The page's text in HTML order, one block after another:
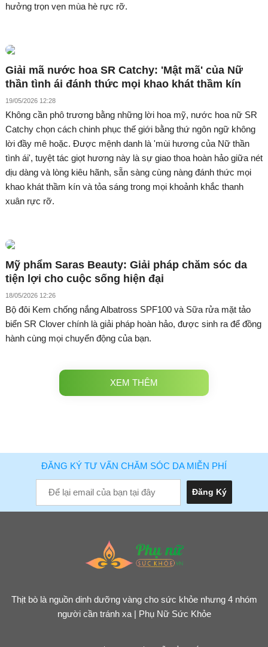
hưởng trọn vẹn mùa hè rực rỡ.
Giải mã nước hoa SR Catchy: 'Mật mã' của Nữ
thần tình ái đánh thức mọi khao khát thầm kín
19/05/2026 12:28
Không cần phô trương bằng những lời hoa mỹ, nước hoa nữ SR
Catchy chọn cách chinh phục thế giới bằng thứ ngôn ngữ không
lời đầy mê hoặc. Được mệnh danh là 'mùi hương của Nữ thần
tình ái', tuyệt tác giọt hương này là sự giao thoa hoàn hảo giữa nét
dịu dàng và lòng kiêu hãnh, sẵn sàng cùng nàng đánh thức mọi
khao khát thầm kín và tỏa sáng trong mọi khoảnh khắc thanh
xuân rực rỡ.
Mỹ phẩm Saras Beauty: Giải pháp chăm sóc da
tiện lợi cho cuộc sống hiện đại
18/05/2026 12:26
Bộ đôi Kem chống nắng Albatross SPF100 và Sữa rửa mặt tảo
biển SR Clover chính là giải pháp hoàn hảo, được sinh ra để đồng
hành cùng mọi chuyển động của bạn.
XEM THÊM
ĐĂNG KÝ TƯ VẤN CHĂM SÓC DA MIỄN PHÍ
Thịt bò là nguồn dinh dưỡng vàng cho sức khỏe nhưng 4 nhóm
người cần tránh xa | Phụ Nữ Sức Khỏe